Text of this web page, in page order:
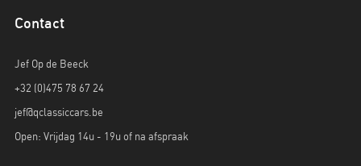
Contact
Jef Op de Beeck
+32 (0)475 78 67 24
jef@qclassiccars.be
Open: Vrijdag 14u - 19u of na afspraak